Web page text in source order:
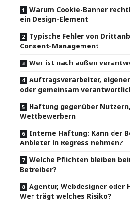
Warum Cookie-Banner
ein Design-Element
Typische Fehler von
Consent-Management
Wer ist nach außen
Auftragsverarbeiter,
oder gemeinsam
Haftung gegenüber
Wettbewerbern
Interne Haftung: Kann der
Anbieter in Regress nehmen?
Welche Pflichten bleiben
Betreiber?
Agentur, Webdesigner oder
Wer trägt welches Risiko?